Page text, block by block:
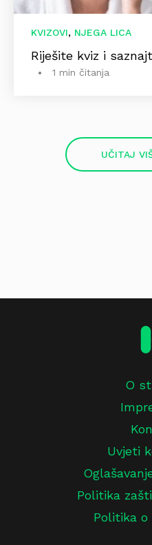
KVIZOVI, NJEGA LICA
Riješite kviz i
1 min čitanja
UČITAJ
O
Uvjeti
Politika
Politika